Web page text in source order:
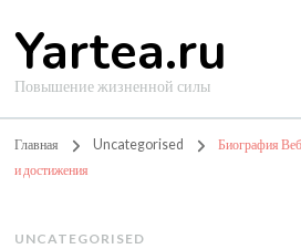
Yartea.ru
Повышение жизненной силы
Главная Uncategorised
Биография
и достижения
UNCATEGORISED